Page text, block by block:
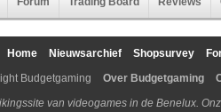
Home Nieuwsarchief Shopsurvey
Budgetgaming
Over Budgetgaming
van videogames in de Benelux.